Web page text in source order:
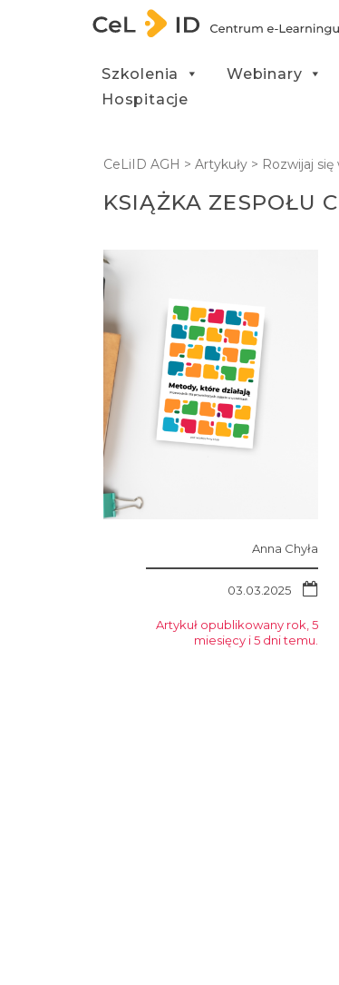
Szkolenia Webinary
Hospitacje
CeLiID AGH > Artykuły > Rozwijaj
KSIĄŻKA ZESPOŁU
Anna Chyła
03.03.2025
Artykuł opublikowany rok, 5
miesięcy i 5 dni temu.